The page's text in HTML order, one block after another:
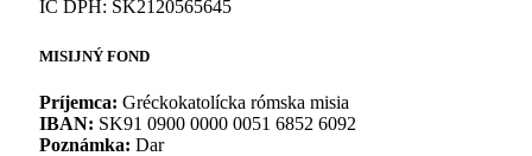
IČ DPH: SK2120565645
MISIJNÝ FOND
Príjemca: Gréckokatolícka rómska misia
IBAN: SK91 0900 0000 0051 6852 6092
Poznámka: Dar